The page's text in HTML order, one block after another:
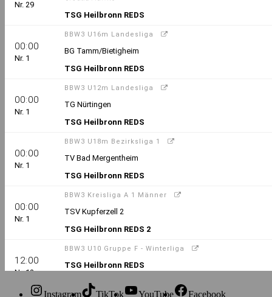
Instagram TikTok YouTube Facebook